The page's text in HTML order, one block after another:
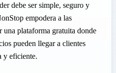
debe ser simple, seguro y
empodera a las
una plataforma gratuita donde
pueden llegar a clientes
y eficiente.